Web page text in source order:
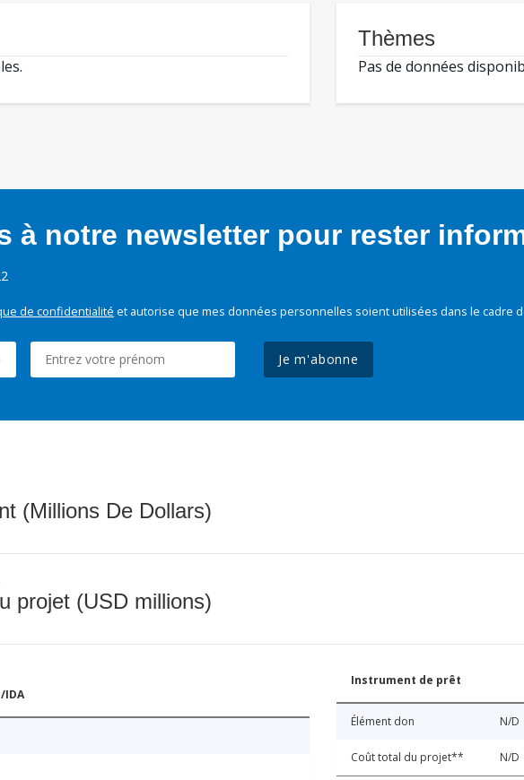
Thèmes
Pas de données
à notre newsletter pour rester
de confidentialité et autorise que mes données personnelles soient utilisées dans le cadre
Je m'abonne
(Millions De Dollars)
projet (USD millions)
IDA
Instrument de prêt
Élément don N/D
Coût total du projet** N/D